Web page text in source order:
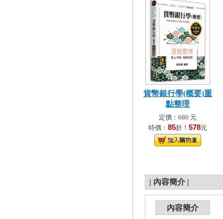
貨幣銀行學(概要)重
點整理
定價：680 元
特價： 85折！ 578元
| 內容簡介 |
內容簡介